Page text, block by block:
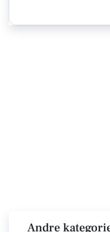
Andre